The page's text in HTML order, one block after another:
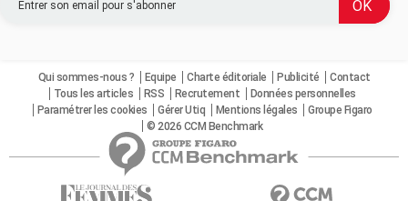
Qui sommes-nous ? Equipe Charte éditoriale Publicité
Contact
Tous les articles
RSS Recrutement
Données personnelles
Paramétrer les cookies
Gérer Utiq Mentions légales
Groupe Figaro
© 2026 CCM Benchmark